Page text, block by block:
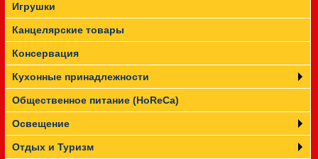
Игрушки
Канцелярские товары
Консервация
Кухонные принадлежности
Общественное питание (HoReCa)
Освещение
Отдых и Туризм